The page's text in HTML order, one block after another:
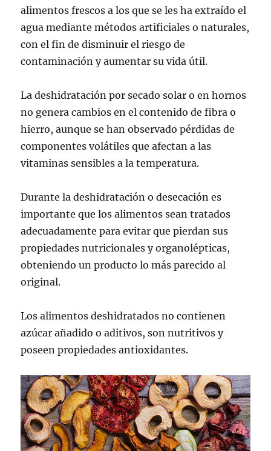
alimentos frescos a los que se les ha extraído el
agua mediante métodos artificiales o naturales,
con el fin de disminuir el riesgo de
contaminación y aumentar su vida útil.
La deshidratación por secado solar o en hornos
no genera cambios en el contenido de fibra o
hierro, aunque se han observado pérdidas de
componentes volátiles que afectan a las
vitaminas sensibles a la temperatura.
Durante la deshidratación o desecación es
importante que los alimentos sean tratados
adecuadamente para evitar que pierdan sus
propiedades nutricionales y organolépticas,
obteniendo un producto lo más parecido al
original.
Los alimentos deshidratados no contienen
azúcar añadido o aditivos, son nutritivos y
poseen propiedades antioxidantes.